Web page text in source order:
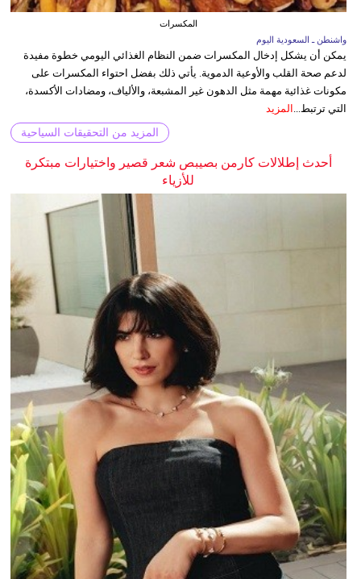
المكسرات
واشنطن ـ السعودية اليوم
يمكن أن يشكل إدخال المكسرات ضمن النظام الغذائي اليومي خطوة مفيدة
لدعم صحة القلب والأوعية الدموية. يأتي ذلك بفضل احتواء المكسرات على
مكونات غذائية مهمة مثل الدهون غير المشبعة، والألياف، ومضادات الأكسدة،
التي ترتبط...
المزيد
المزيد من التحقيقات السياحية
أحدث إطلالات كارمن بصيبص شعر قصير واختيارات مبتكرة
للأزياء